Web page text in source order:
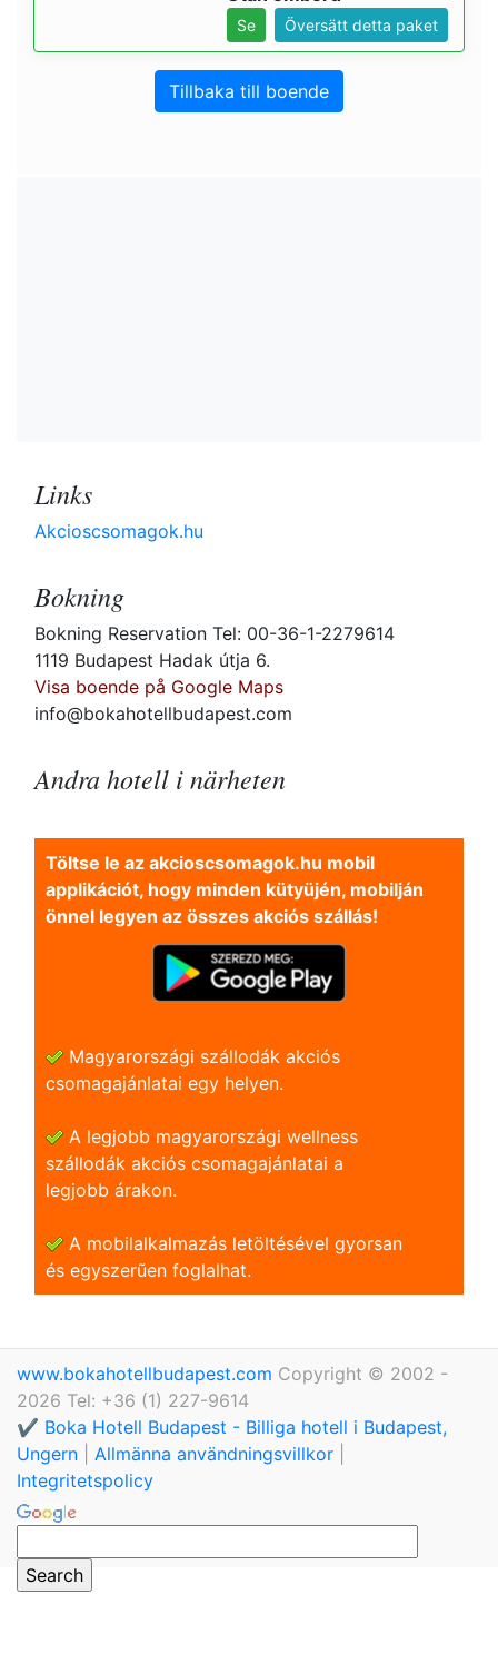
Se Översätt detta paket
Tillbaka till boende
Links
Akcioscsomagok.hu
Bokning
Bokning Reservation Tel: 00-36-1-2279614
1119 Budapest Hadak útja 6.
Visa boende på Google Maps
info@bokahotellbudapest.com
Andra hotell i närheten
Töltse le az akcioscsomagok.hu mobil
applikációt, hogy minden kütyüjén, mobilján
önnel legyen az összes akciós szállás!
Magyarországi szállodák akciós
csomagajánlatai egy helyen.
A legjobb magyarországi wellness
szállodák akciós csomagajánlatai a
legjobb árakon.
A mobilalkalmazás letöltésével gyorsan
és egyszerũen foglalhat.
www.bokahotellbudapest.com Copyright © 2002 -
2026 Tel: +36 (1) 227-9614
✔️ Boka Hotell Budapest - Billiga hotell i Budapest,
Ungern
Allmänna användningsvillkor
Integritetspolicy